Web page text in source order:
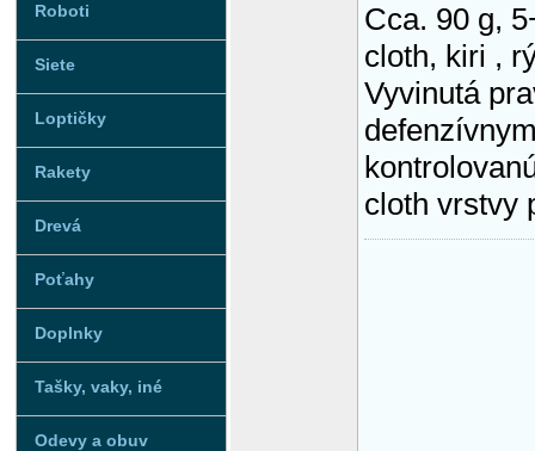
Roboti
Siete
Loptičky
Rakety
Drevá
Poťahy
Doplnky
Tašky, vaky, iné
Odevy a obuv
Cca. 90 g,
cloth, kiri ,
Vyvinutá
cloth vrstvy